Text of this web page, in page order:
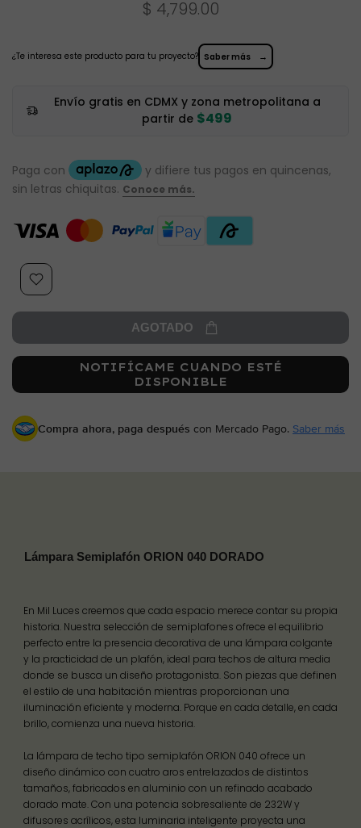
$ 4,799.00
¿Te interesa este producto para tu proyecto? Saber más →
Envío gratis en CDMX y zona metropolitana a
partir de $499
AGOTADO
NOTIFÍCAME CUANDO ESTÉ
DISPONIBLE
Compra ahora, paga después con Mercado Pago. Saber más
Lámpara Semiplafón ORION 040 DORADO
En Mil Luces creemos que cada espacio merece contar su propia
historia. Nuestra selección de semiplafones ofrece el equilibrio
perfecto entre la presencia decorativa de una lámpara colgante
y la practicidad de un plafón, ideal para techos de altura media
donde se busca un diseño protagonista. Son piezas que definen
el estilo de una habitación mientras proporcionan una
iluminación eficiente y moderna. Porque en cada detalle, en cada
brillo, comienza una nueva historia.
La lámpara de techo tipo semiplafón ORION 040 ofrece un
diseño dinámico con cuatro aros entrelazados de distintos
tamaños, fabricados en aluminio con un refinado acabado
dorado mate. Con una potencia sobresaliente de 232W y
difusores acrílicos, esta luminaria inteligente proyecta una